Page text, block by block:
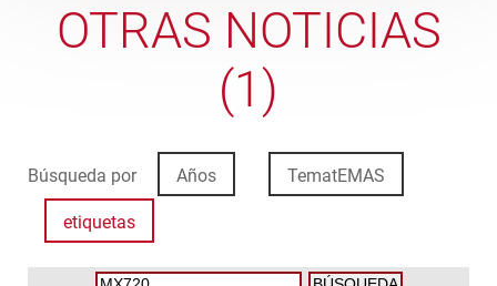
OTRAS NOTICIAS
(1)
Búsqueda por Años TematEMAS
etiquetas